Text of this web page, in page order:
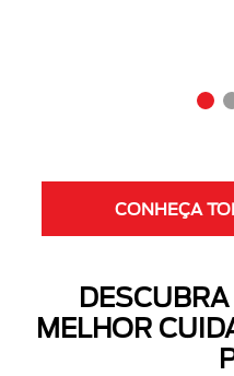
CONHEÇA
MELHOR